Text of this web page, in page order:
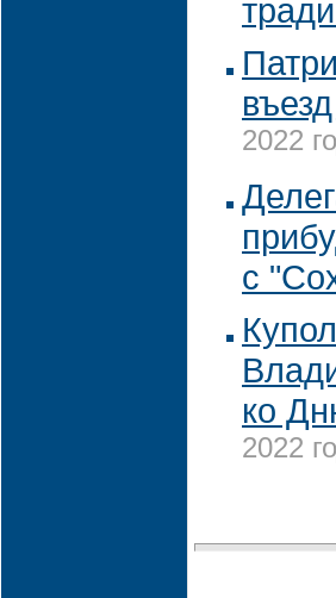
2022
с
ко
2022